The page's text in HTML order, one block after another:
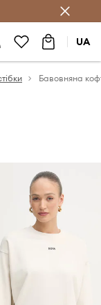
UA
Бавовняна